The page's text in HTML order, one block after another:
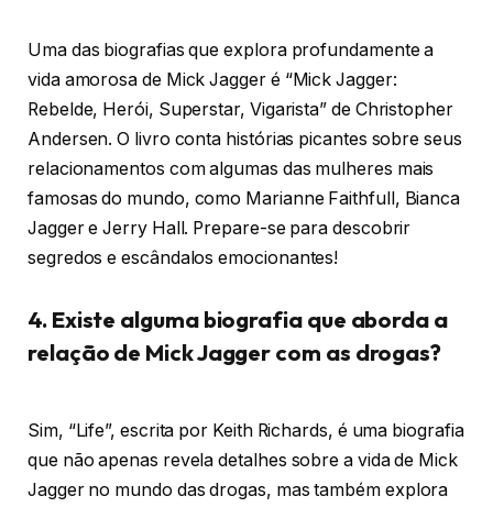
Uma das biografias que explora profundamente a
vida amorosa de Mick Jagger é “Mick Jagger:
Rebelde, Herói, Superstar, Vigarista” de Christopher
Andersen. O livro conta histórias picantes sobre seus
relacionamentos com algumas das mulheres mais
famosas do mundo, como Marianne Faithfull, Bianca
Jagger e Jerry Hall. Prepare-se para descobrir
segredos e escândalos emocionantes!
4. Existe alguma biografia que aborda a
relação de Mick Jagger com as drogas?
Sim, “Life”, escrita por Keith Richards, é uma biografia
que não apenas revela detalhes sobre a vida de Mick
Jagger no mundo das drogas, mas também explora